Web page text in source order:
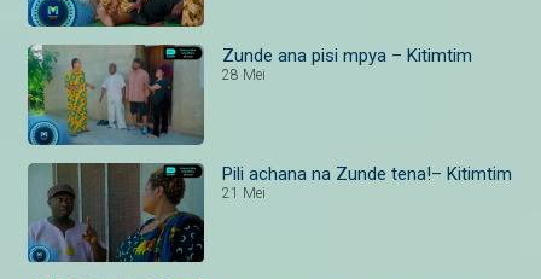
Zunde ana pisi mpya – Kitimtim
28 Mei
Pili achana na Zunde tena!– Kitimtim
21 Mei